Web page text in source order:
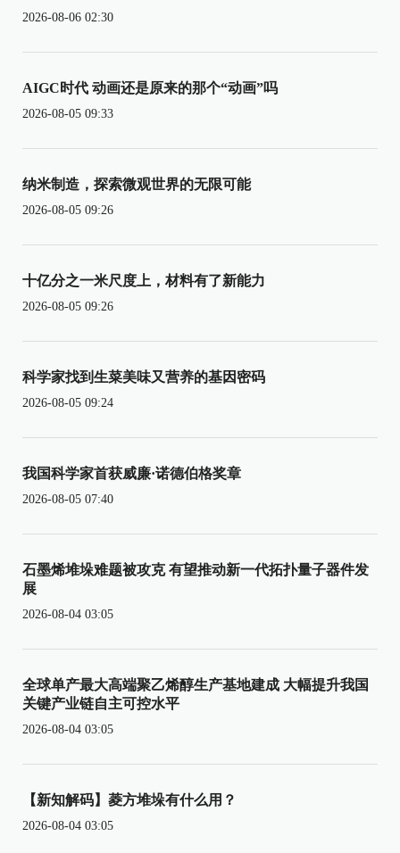
2026-08-06 02:30
AIGC时代 动画还是原来的那个“动画”吗
2026-08-05 09:33
纳米制造，探索微观世界的无限可能
2026-08-05 09:26
十亿分之一米尺度上，材料有了新能力
2026-08-05 09:26
科学家找到生菜美味又营养的基因密码
2026-08-05 09:24
我国科学家首获威廉·诺德伯格奖章
2026-08-05 07:40
石墨烯堆垛难题被攻克 有望推动新一代拓扑量子器件发
展
2026-08-04 03:05
全球单产最大高端聚乙烯醇生产基地建成 大幅提升我国
关键产业链自主可控水平
2026-08-04 03:05
【新知解码】菱方堆垛有什么用？
2026-08-04 03:05